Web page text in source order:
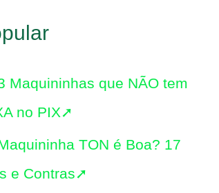
Maquininhas que NÃO tem
no PIX➚
TON é Boa? 17
e Contras➚